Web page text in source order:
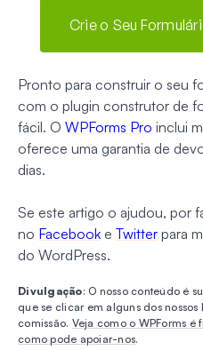
Crie o Seu
Pronto para construir o seu
com o plugin construtor de
fácil. O WPForms Pro inclui
oferece uma garantia de
dias.
Se este artigo o ajudou, por
no Facebook e Twitter para
do WordPress.
Divulgação: O nosso conteúdo é
que se clicar em alguns dos
comissão. Veja como o WPForms
como pode apoiar-nos.